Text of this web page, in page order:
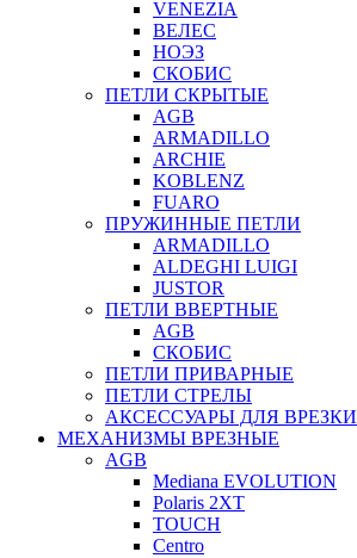
VENEZIA
ВЕЛЕС
НОЭЗ
СКОБИС
ПЕТЛИ СКРЫТЫЕ
AGB
ARMADILLO
ARCHIE
KOBLENZ
FUARO
ПРУЖИННЫЕ ПЕТЛИ
ARMADILLO
ALDEGHI LUIGI
JUSTOR
ПЕТЛИ ВВЕРТНЫЕ
AGB
СКОБИС
ПЕТЛИ ПРИВАРНЫЕ
ПЕТЛИ СТРЕЛЫ
АКСЕССУАРЫ ДЛЯ ВРЕЗКИ
МЕХАНИЗМЫ ВРЕЗНЫЕ
AGB
Mediana EVOLUTION
Polaris 2XT
TOUCH
Centro